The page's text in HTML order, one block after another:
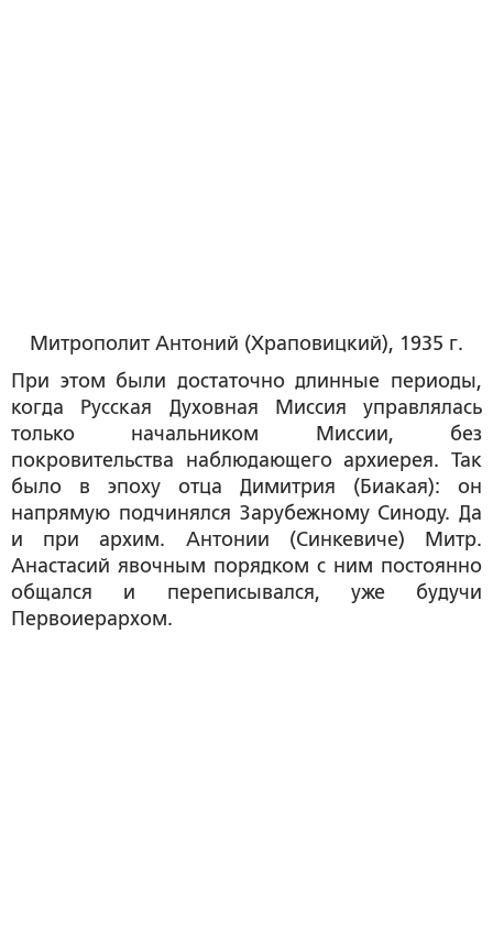
Митрополит Антоний (Храповицкий), 1935 г.
При этом были достаточно длинные периоды,
когда Русская Духовная Миссия управлялась
только начальником Миссии, без
покровительства наблюдающего архиерея. Так
было в эпоху отца Димитрия (Биакая): он
напрямую подчинялся Зарубежному Синоду. Да
и при архим. Антонии (Синкевиче) Митр.
Анастасий явочным порядком с ним постоянно
общался и переписывался, уже будучи
Первоиерархом.